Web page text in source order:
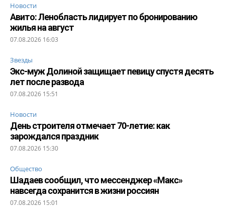
Новости
Авито: Ленобласть лидирует по бронированию
жилья на август
07.08.2026 16:03
Звезды
Экс-муж Долиной защищает певицу спустя десять
лет после развода
07.08.2026 15:51
Новости
День строителя отмечает 70-летие: как
зарождался праздник
07.08.2026 15:30
Общество
Шадаев сообщил, что мессенджер «Макс»
навсегда сохранится в жизни россиян
07.08.2026 15:01